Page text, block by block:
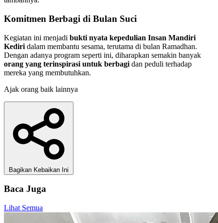
Komitmen Berbagi di Bulan Suci
Kegiatan ini menjadi bukti nyata kepedulian Insan Mandiri
Kediri dalam membantu sesama, terutama di bulan Ramadhan.
Dengan adanya program seperti ini, diharapkan semakin banyak
orang yang terinspirasi untuk berbagi dan peduli terhadap
mereka yang membutuhkan.
Ajak orang baik lainnya
Bagikan Kebaikan Ini
Baca Juga
Lihat Semua